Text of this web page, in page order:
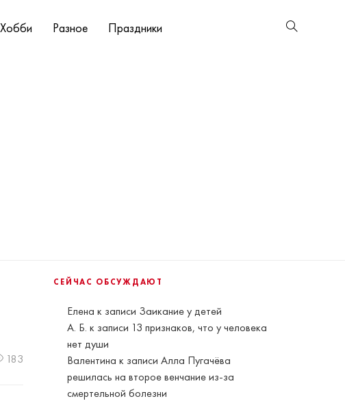
Хобби Разное Праздники
СЕЙЧАС ОБСУЖДАЮТ
Елена к записи Заикание у детей
А. Б. к записи 13 признаков, что у человека
нет души
Валентина к записиАлла Пугачёва
решилась на второе венчание из-за
смертельной болезни
183